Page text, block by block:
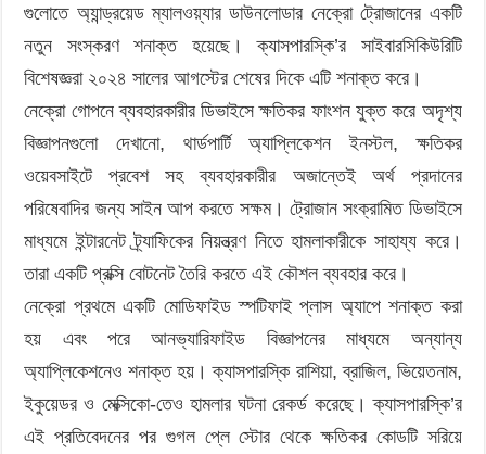
গুলোতে অ্যান্ড্রয়েড ম্যালওয়্যার ডাউনলোডার নেক্রো ট্রোজানের একটি
নতুন সংস্করণ শনাক্ত হয়েছে। ক্যাসপারস্কি’র সাইবারসিকিউরিটি
বিশেষজ্ঞরা ২০২৪ সালের আগস্টের শেষের দিকে এটি শনাক্ত করে।
নেক্রো গোপনে ব্যবহারকারীর ডিভাইসে ক্ষতিকর ফাংশন যুক্ত করে অদৃশ্য
বিজ্ঞাপনগুলো দেখানো, থার্ডপার্টি অ্যাপ্লিকেশন ইনস্টল, ক্ষতিকর
ওয়েবসাইটে প্রবেশ সহ ব্যবহারকারীর অজান্তেই অর্থ প্রদানের
পরিষেবাদির জন্য সাইন আপ করতে সক্ষম। ট্রোজান সংক্রামিত ডিভাইসে
মাধ্যমে ইন্টারনেট ট্র্যাফিকের নিয়ন্ত্রণ নিতে হামলাকারীকে সাহায্য করে।
তারা একটি প্রক্সি বোটনেট তৈরি করতে এই কৌশল ব্যবহার করে।
নেক্রো প্রথমে একটি মোডিফাইড স্পটিফাই প্লাস অ্যাপে শনাক্ত করা
হয় এবং পরে আনভ্যারিফাইড বিজ্ঞাপনের মাধ্যমে অন্যান্য
অ্যাপ্লিকেশনেও শনাক্ত হয়। ক্যাসপারস্কি রাশিয়া, ব্রাজিল, ভিয়েতনাম,
ইকুয়েডর ও মেক্সিকো-তেও হামলার ঘটনা রেকর্ড করেছে। ক্যাসপারস্কি’র
এই প্রতিবেদনের পর গুগল প্লে স্টোর থেকে ক্ষতিকর কোডটি সরিয়ে